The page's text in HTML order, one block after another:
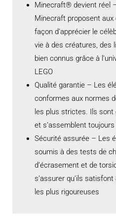
Minecraft® devient réel
Minecraft proposent
façon d’apprécier le
vie à des créatures, des
bien connus grâce à
LEGO
Qualité garantie – Les
conformes aux normes
les plus strictes. Ils
et s’assemblent
Sécurité assurée – Les
soumis à des tests de
d’écrasement et de
s’assurer qu’ils
les plus rigoureuses